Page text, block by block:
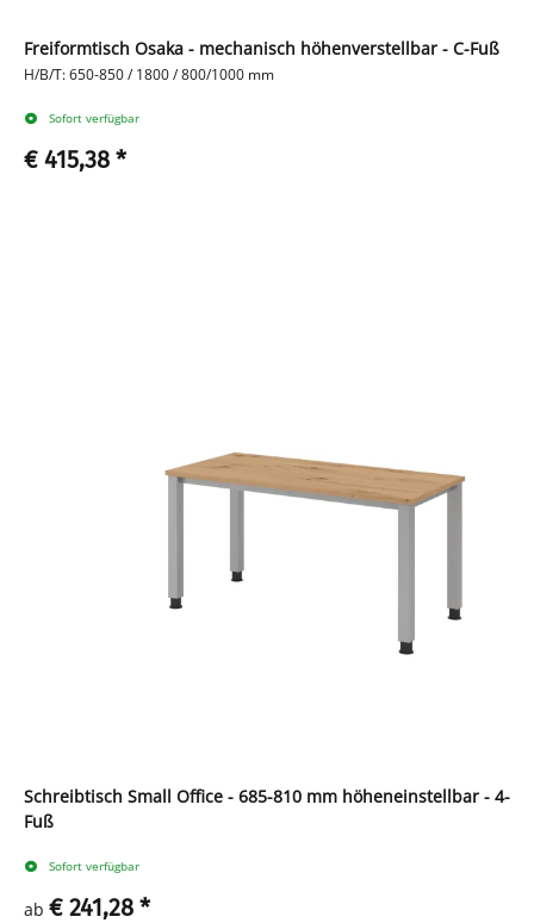
Freiformtisch Osaka - mechanisch höhenverstellbar - C-Fuß
H/B/T: 650-850 / 1800 / 800/1000 mm
Sofort verfügbar
€ 415,38 *
Schreibtisch Small Office - 685-810 mm höheneinstellbar - 4-
Fuß
Sofort verfügbar
ab € 241,28 *